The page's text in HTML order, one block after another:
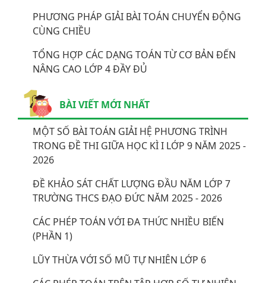
PHƯƠNG PHÁP GIẢI BÀI TOÁN CHUYỂN ĐỘNG
CÙNG CHIỀU
TỔNG HỢP CÁC DẠNG TOÁN TỪ CƠ BẢN ĐẾN
NÂNG CAO LỚP 4 ĐẦY ĐỦ
BÀI VIẾT MỚI NHẤT
MỘT SỐ BÀI TOÁN GIẢI HỆ PHƯƠNG TRÌNH
TRONG ĐỀ THI GIỮA HỌC KÌ I LỚP 9 NĂM 2025 -
2026
ĐỀ KHẢO SÁT CHẤT LƯỢNG ĐẦU NĂM LỚP 7
TRƯỜNG THCS ĐẠO ĐỨC NĂM 2025 - 2026
CÁC PHÉP TOÁN VỚI ĐA THỨC NHIỀU BIẾN
(PHẦN 1)
LŨY THỪA VỚI SỐ MŨ TỰ NHIÊN LỚP 6